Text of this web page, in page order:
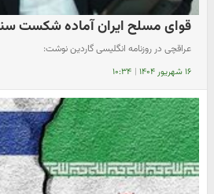
قوای مسلح ایران آماده شکست
عراقچی در روزنامه انگلیسی گاردین نوشت:
۱۶ شهریور ۱۴۰۴ | ۱۰:۳۴